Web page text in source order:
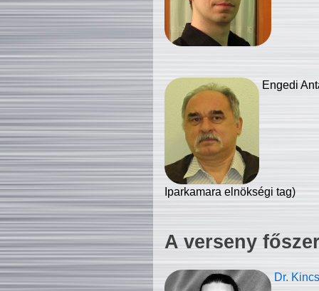
Engedi
Iparkamara elnökségi tag)
A verseny
Dr.